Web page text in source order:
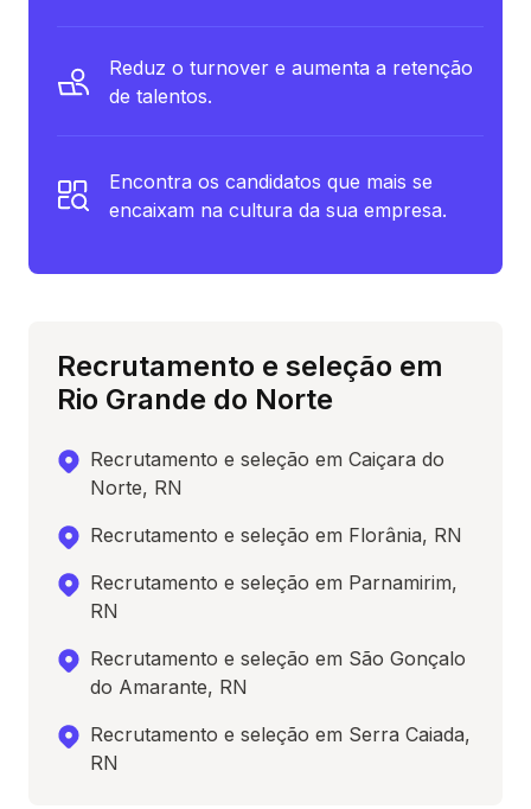
Reduz o turnover e aumenta a retenção
de talentos.
Encontra os candidatos que mais se
encaixam na cultura da sua empresa.
Recrutamento e seleção em
Rio Grande do Norte
Recrutamento e seleção em Caiçara do
Norte, RN
Recrutamento e seleção em Florânia, RN
Recrutamento e seleção em Parnamirim,
RN
Recrutamento e seleção em São Gonçalo
do Amarante, RN
Recrutamento e seleção em Serra Caiada,
RN